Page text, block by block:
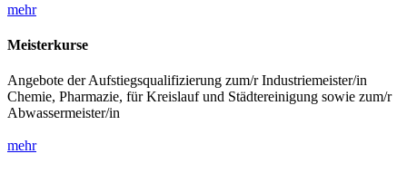
mehr
Meisterkurse
Angebote der Aufstiegsqualifizierung zum/r Industriemeister/in
Chemie, Pharmazie, für Kreislauf und Städtereinigung sowie zum/r
Abwassermeister/in
mehr